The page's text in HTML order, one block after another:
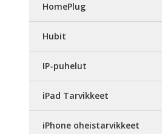
HomePlug
Hubit
IP-puhelut
iPad Tarvikkeet
iPhone oheistarvikkeet